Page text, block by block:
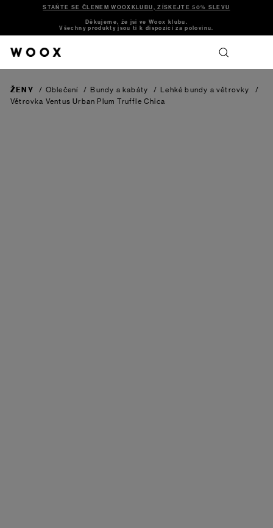
STAŇTE SE ČLENEM WOOXKLUBU, ZÍSKEJTE 50% SLEVU
Děkujeme, že jsi ve Woox klubu.
Všechny produkty jsou ti k dispozici za polovinu.
ŽENY / Oblečení / Bundy a kabáty / Lehké bundy a větrovky
/
Větrovka Ventus Urban Plum Truffle Chica